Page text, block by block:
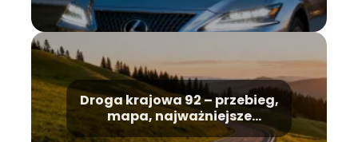
Droga krajowa 92 – przebieg,
mapa, najważniejsze
informacje